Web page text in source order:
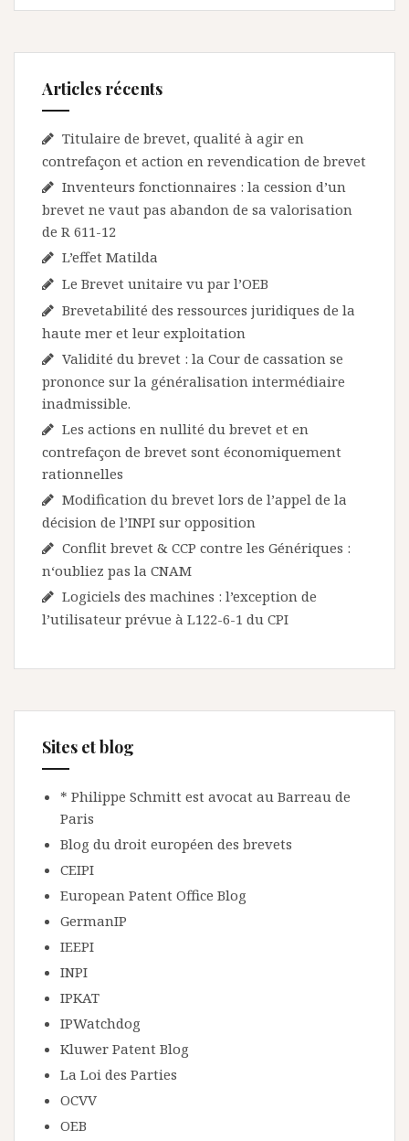
Articles récents
Titulaire de brevet, qualité à agir en
contrefaçon et action en revendication de brevet
Inventeurs fonctionnaires : la cession d’un
brevet ne vaut pas abandon de sa valorisation
de R 611-12
L’effet Matilda
Le Brevet unitaire vu par l’OEB
Brevetabilité des ressources juridiques de la
haute mer et leur exploitation
Validité du brevet : la Cour de cassation se
prononce sur la généralisation intermédiaire
inadmissible.
Les actions en nullité du brevet et en
contrefaçon de brevet sont économiquement
rationnelles
Modification du brevet lors de l’appel de la
décision de l’INPI sur opposition
Conflit brevet & CCP contre les Génériques :
n‘oubliez pas la CNAM
Logiciels des machines : l’exception de
l’utilisateur prévue à L122-6-1 du CPI
Sites et blog
* Philippe Schmitt est avocat au Barreau de
Paris
Blog du droit européen des brevets
CEIPI
European Patent Office Blog
GermanIP
IEEPI
INPI
IPKAT
IPWatchdog
Kluwer Patent Blog
La Loi des Parties
OCVV
OEB